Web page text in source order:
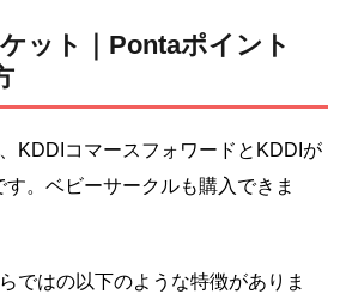
ット｜Pontaポイント
KDDIコマースフォワードとKDDIが
。ベビーサークルも購入できま
ではの以下のような特徴がありま